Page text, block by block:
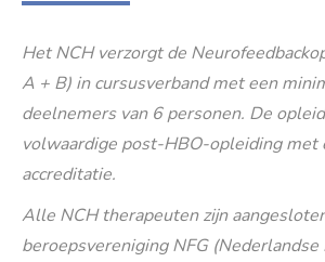
Het NCH verzorgt de
A + B) in cursusverband met een
deelnemers van 6 personen. De
volwaardige post-HBO-opleiding met
accreditatie.
Alle NCH therapeuten zijn
beroepsvereniging NFG (Nederlandse